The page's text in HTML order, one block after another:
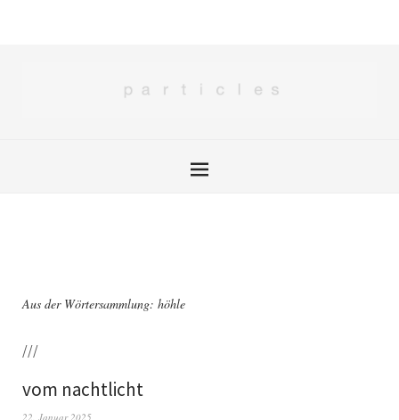
Aus der Wörtersammlung: höhle
///
vom nachtlicht
22. Januar 2025